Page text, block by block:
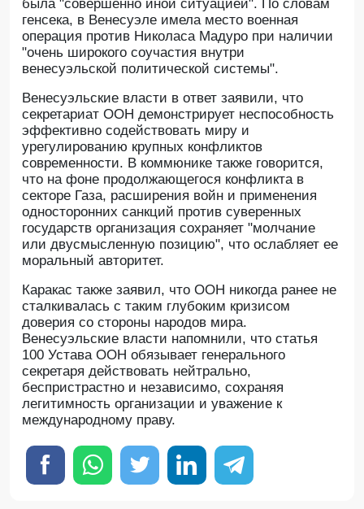
была "совершенно иной ситуацией". По словам
генсека, в Венесуэле имела место военная
операция против Николаса Мадуро при наличии
"очень широкого соучастия внутри
венесуэльской политической системы".
Венесуэльские власти в ответ заявили, что
секретариат ООН демонстрирует неспособность
эффективно содействовать миру и
урегулированию крупных конфликтов
современности. В коммюнике также говорится,
что на фоне продолжающегося конфликта в
секторе Газа, расширения войн и применения
односторонних санкций против суверенных
государств организация сохраняет "молчание
или двусмысленную позицию", что ослабляет ее
моральный авторитет.
Каракас также заявил, что ООН никогда ранее не
сталкивалась с таким глубоким кризисом
доверия со стороны народов мира.
Венесуэльские власти напомнили, что статья
100 Устава ООН обязывает генерального
секретаря действовать нейтрально,
беспристрастно и независимо, сохраняя
легитимность организации и уважение к
международному праву.